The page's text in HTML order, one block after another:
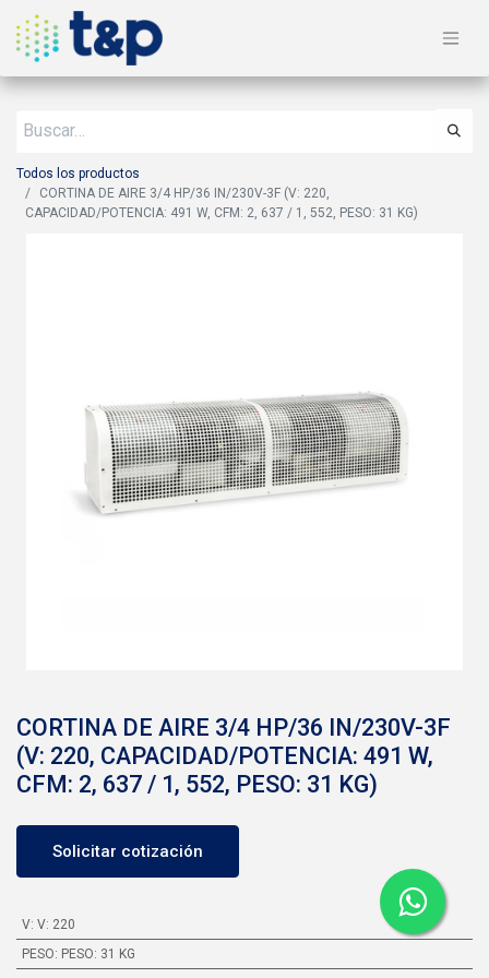
Todos los productos
CORTINA DE AIRE 3/4 HP/36 IN/230V-3F (V: 220,
CAPACIDAD/POTENCIA: 491 W, CFM: 2, 637 / 1, 552, PESO: 31 KG)
CORTINA DE AIRE 3/4 HP/36 IN/230V-3F
(V: 220, CAPACIDAD/POTENCIA: 491 W,
CFM: 2, 637 / 1, 552, PESO: 31 KG)
Solicitar cotización
V: V: 220
PESO: PESO: 31 KG